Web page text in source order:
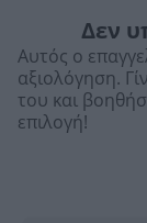
Δεν
Αυτός ο
αξιολόγηση.
του και
επιλογή!